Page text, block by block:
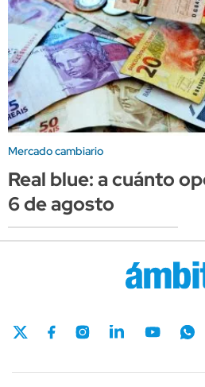
Mercado cambiario
Real blue: a cuánto
6 de agosto